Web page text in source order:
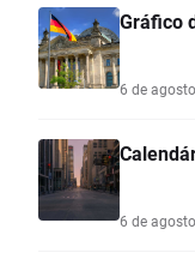
Gráfico
6 de
6 de